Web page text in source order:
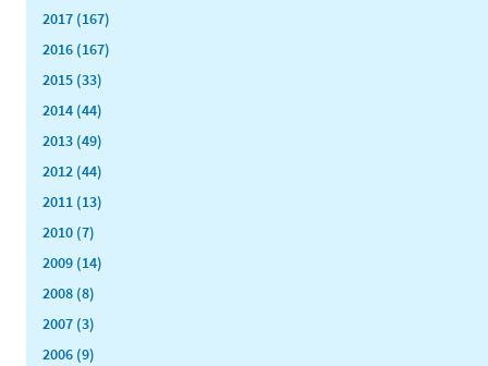
2017 (167)
2016 (167)
2015 (33)
2014 (44)
2013 (49)
2012 (44)
2011 (13)
2010 (7)
2009 (14)
2008 (8)
2007 (3)
2006 (9)